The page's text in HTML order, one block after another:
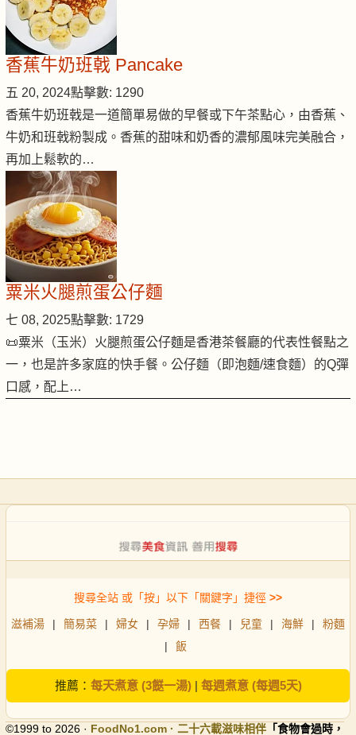
香蕉牛奶班戟 Pancake
五 20, 2024點擊數: 1290
香蕉牛奶班戟是一道簡單易做的早餐或下午茶點心，由香蕉、
牛奶和班戟粉製成。香蕉的甜味和奶香的濃郁風味完美融合，
再加上鬆軟的…
粟米火腿煎蛋公仔麵
七 08, 2025點擊數: 1729
📜粟米（玉米）火腿煎蛋公仔麵是香港茶餐廳的代表性餐點之
一，也是許多家庭的快手餐。公仔麵（即泡麵/速食麵）的Q彈
口感，配上…
搜尋全站 或「按」以下「關鍵字」捷徑 >>
滋補湯 | 簡易菜 | 婦女 | 孕婦 | 西餐 | 兒童 | 海鮮 |
粉麵
|
飯
推薦： 每天煮意 (3餸一湯)| 每週煮意 (每週5天)
©1999 to 2026 · FoodNo1.com · 二十六載滋味相伴 「食物會過時，